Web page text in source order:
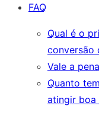
FAQ
Qual é o
conversão
Vale a
Quanto
atingir boa